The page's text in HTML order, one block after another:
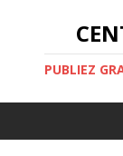
PUBLIEZ